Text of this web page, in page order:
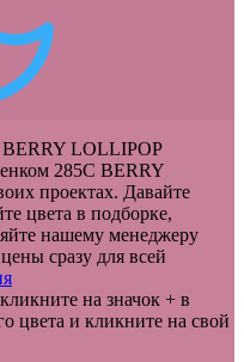
BERRY LOLLIPOP
285C BERRY
проектах. Давайте
цвета в подборке,
нашему менеджеру
сразу для всей
на значок + в
цвета и кликните на свой